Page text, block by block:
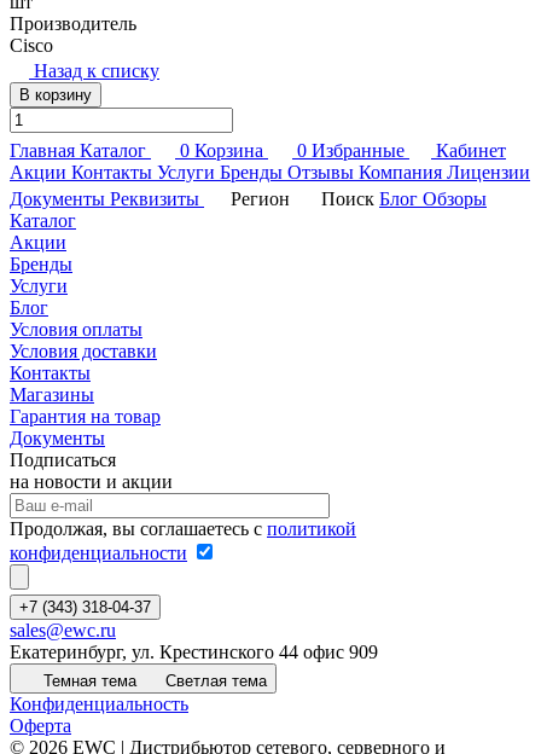
Производитель
Cisco
Назад к списку
В корзину
Главная Каталог 0 Корзина 0 Избранные
Кабинет
Акции Контакты Услуги Бренды Отзывы Компания Лицензии
Документы Реквизиты Регион Поиск Блог Обзоры
Каталог
Акции
Бренды
Услуги
Блог
Условия оплаты
Условия доставки
Контакты
Магазины
Гарантия на товар
Документы
Подписаться
на новости и акции
Продолжая, вы соглашаетесь с политикой
конфиденциальности
+7 (343) 318-04-37
sales@ewc.ru
Екатеринбург, ул. Крестинского 44 офис 909
Темная тема Светлая тема
Конфиденциальность
Оферта
© 2026 EWC | Дистрибьютор сетевого, серверного и